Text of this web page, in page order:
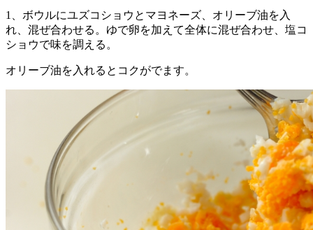
1、ボウルにユズコショウとマヨネーズ、オリーブ油を入
れ、混ぜ合わせる。ゆで卵を加えて全体に混ぜ合わせ、塩コ
ショウで味を調える。
オリーブ油を入れるとコクがでます。